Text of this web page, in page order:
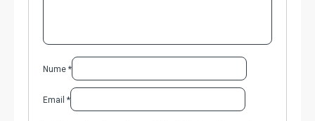
Nume *
Email *